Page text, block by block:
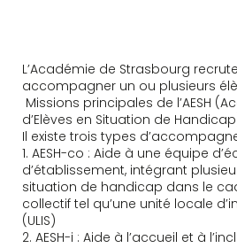
L’Académie de Strasbourg
accompagner un ou plusieurs
Missions principales de l’AESH
d’Elèves en Situation de
Il existe trois types
1. AESH-co : Aide à une équipe
d’établissement, intégrant
situation de handicap dans le
collectif tel qu’une unité locale
(ULIS)
2. AESH-i : Aide à l’accueil et à